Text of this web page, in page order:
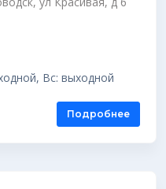
Вс: выходной
Подробнее